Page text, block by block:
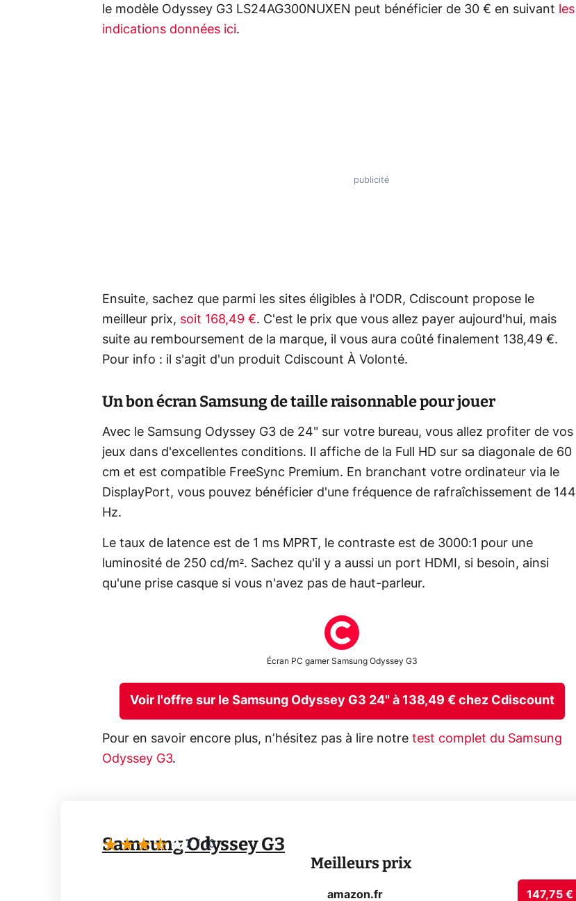
le modèle Odyssey G3 LS24AG300NUXEN peut bénéficier de 30 € en suivant
les
indications données ici.
Ensuite, sachez que parmi les sites éligibles à l'ODR, Cdiscount propose le
meilleur prix, soit 168,49 €. C'est le prix que vous allez payer aujourd'hui, mais
suite au remboursement de la marque, il vous aura coûté finalement 138,49 €.
Pour info : il s'agit d'un produit Cdiscount À Volonté.
Un bon écran Samsung de taille raisonnable pour jouer
Avec le Samsung Odyssey G3 de 24" sur votre bureau, vous allez profiter de vos
jeux dans d'excellentes conditions. Il affiche de la Full HD sur sa diagonale de 60
cm et est compatible FreeSync Premium. En branchant votre ordinateur via le
DisplayPort, vous pouvez bénéficier d'une fréquence de rafraîchissement de 144
Hz.
Le taux de latence est de 1 ms MPRT, le contraste est de 3000:1 pour une
luminosité de 250 cd/m². Sachez qu'il y a aussi un port HDMI, si besoin, ainsi
qu'une prise casque si vous n'avez pas de haut-parleur.
Écran PC gamer Samsung Odyssey G3
Voir l'offre sur le Samsung Odyssey G3 24" à 138,49 € chez Cdiscount
Pour en savoir encore plus, n’hésitez pas à lire notre test complet du Samsung
Odyssey G3.
Samsung Odyssey G3
7 /10
Meilleurs prix
amazon.fr 147,75 €